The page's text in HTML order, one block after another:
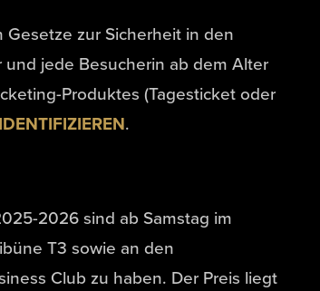
zur Sicherheit in den
jede Besucherin ab dem Alter
Produktes (Tagesticket oder
IDENTIFIZIEREN.
2026 sind ab Samstag im
T3 sowie an den
Club zu haben. Der Preis liegt